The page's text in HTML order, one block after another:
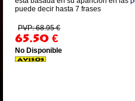
puede decir hasta 7 frases
PVP: 68.95 €
65.50 €
No Disponible